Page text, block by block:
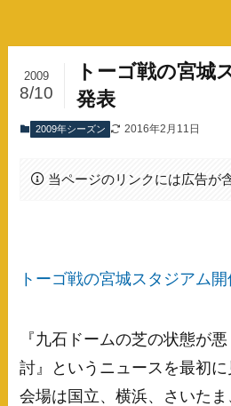
トーゴ戦の宮城
発表
2009
8/10
2009年シーズン 2016年2月11日
当ページのリンクには広告が
トーゴ戦の宮城スタジアム
『九石ドームの芝の状態が
討』というニュースを最初
会場は国立、横浜、さいた